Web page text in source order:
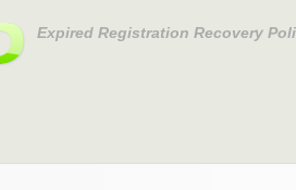
Expired Registration Recovery